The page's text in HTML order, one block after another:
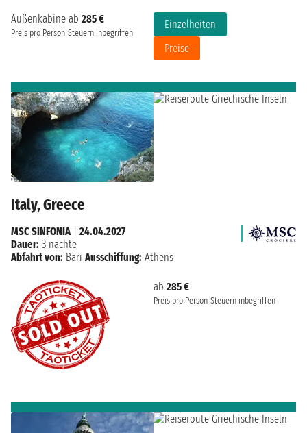
Außenkabine ab 285 €
Preis pro Person Steuern inbegriffen
Einzelheiten
Preise
Italy, Greece
ab 285 €
Preis pro Person Steuern inbegriffen
MSC SINFONIA| 24.04.2027
Dauer: 3 nächte
Abfahrt von: Bari Ausschiffung: Athens